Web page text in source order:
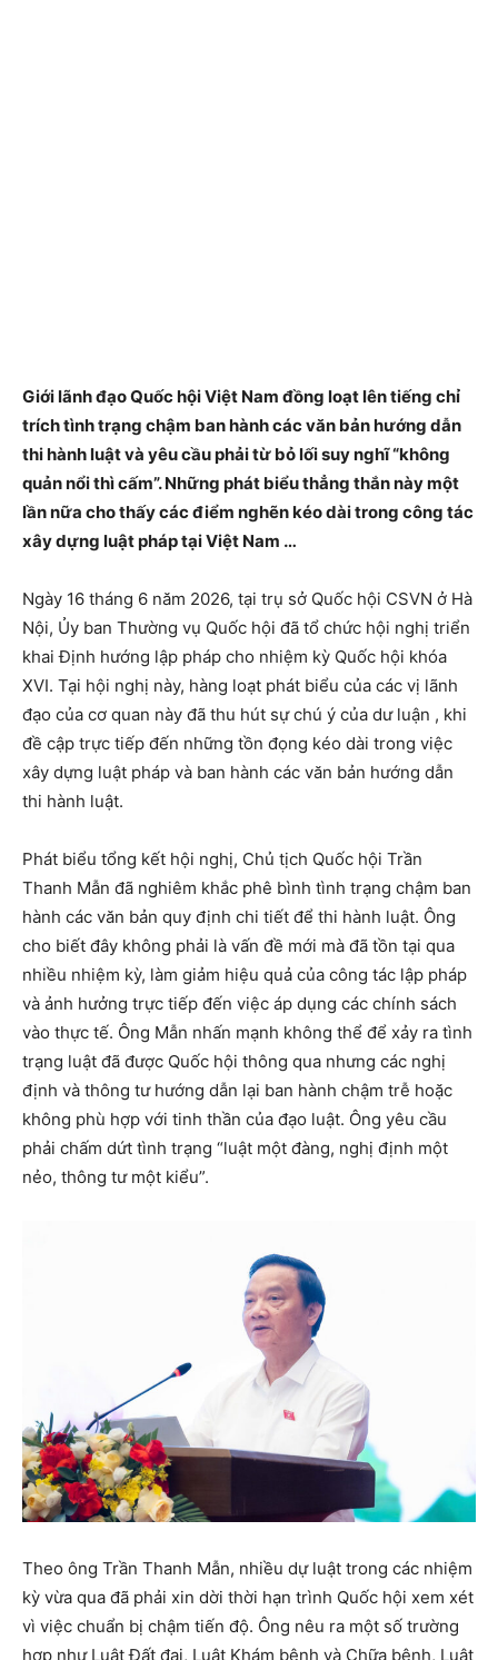
Giới lãnh đạo Quốc hội Việt Nam đồng loạt lên tiếng chỉ
trích tình trạng chậm ban hành các văn bản hướng dẫn
thi hành luật và yêu cầu phải từ bỏ lối suy nghĩ “không
quản nổi thì cấm”. Những phát biểu thẳng thắn này một
lần nữa cho thấy các điểm nghẽn kéo dài trong công tác
xây dựng luật pháp tại Việt Nam …
Ngày 16 tháng 6 năm 2026, tại trụ sở Quốc hội CSVN ở Hà
Nội, Ủy ban Thường vụ Quốc hội đã tổ chức hội nghị triển
khai Định hướng lập pháp cho nhiệm kỳ Quốc hội khóa
XVI. Tại hội nghị này, hàng loạt phát biểu của các vị lãnh
đạo của cơ quan này đã thu hút sự chú ý của dư luận , khi
đề cập trực tiếp đến những tồn đọng kéo dài trong việc
xây dựng luật pháp và ban hành các văn bản hướng dẫn
thi hành luật.
Phát biểu tổng kết hội nghị, Chủ tịch Quốc hội Trần
Thanh Mẫn đã nghiêm khắc phê bình tình trạng chậm ban
hành các văn bản quy định chi tiết để thi hành luật. Ông
cho biết đây không phải là vấn đề mới mà đã tồn tại qua
nhiều nhiệm kỳ, làm giảm hiệu quả của công tác lập pháp
và ảnh hưởng trực tiếp đến việc áp dụng các chính sách
vào thực tế. Ông Mẫn nhấn mạnh không thể để xảy ra tình
trạng luật đã được Quốc hội thông qua nhưng các nghị
định và thông tư hướng dẫn lại ban hành chậm trễ hoặc
không phù hợp với tinh thần của đạo luật. Ông yêu cầu
phải chấm dứt tình trạng “luật một đàng, nghị định một
nẻo, thông tư một kiểu”.
Theo ông Trần Thanh Mẫn, nhiều dự luật trong các nhiệm
kỳ vừa qua đã phải xin dời thời hạn trình Quốc hội xem xét
vì việc chuẩn bị chậm tiến độ. Ông nêu ra một số trường
hợp như Luật Đất đai, Luật Khám bệnh và Chữa bệnh, Luật